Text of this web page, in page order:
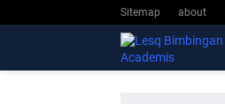
Sitemap about